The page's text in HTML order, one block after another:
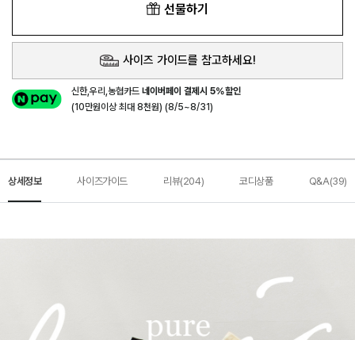
선물하기
사이즈 가이드를 참고하세요!
신한,우리,농협카드네이버페이 결제시 5%할인
(10만원이상 최대 8천원) (8/5~8/31)
상세정보 사이즈가이드 리뷰(204) 코디상품 Q&A(39)